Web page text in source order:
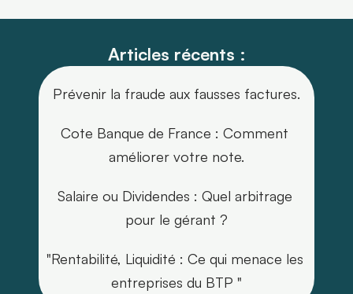
Articles récents :
Prévenir la fraude aux fausses factures.
Cote Banque de France : Comment
améliorer votre note.
Salaire ou Dividendes : Quel arbitrage
pour le gérant ?
"Rentabilité, Liquidité : Ce qui menace les
entreprises du BTP "